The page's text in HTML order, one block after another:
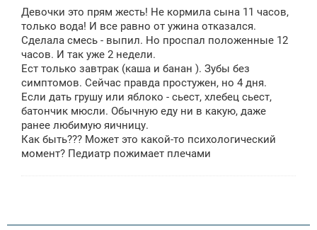
б
щ
н
и
Девочки это прям жесть! Не кормила сына 11 часов,
только вода! И все равно от ужина отказался.
Сделала смесь - выпил. Но проспал положенные 12
часов. И так уже 2 недели.
Ест только завтрак (каша и банан ). Зубы без
симптомов. Сейчас правда простужен, но 4 дня.
Если дать грушу или яблоко - сьест, хлебец сьест,
батончик мюсли. Обычную еду ни в какую, даже
ранее любимую яичницу.
Как быть??? Может это какой-то психологический
момент? Педиатр пожимает плечами